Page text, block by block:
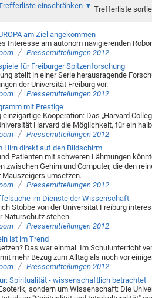
einschränken Trefferliste
am Ziel angekommen
Interesse am autonom navigierenden
/ Pressemitteilungen 2012
für Freiburger Spitzenforschung
stellt in einer Serie herausragende
der Universität Freiburg vor.
/ Pressemitteilungen 2012
mit Prestige
Kooperation: Das „Harvard
Harvard die Möglichkeit, für ein
/ Pressemitteilungen 2012
Hirn direkt auf den Bildschirm
Patienten mit schweren Lähmungen
zwischen Gehirn und Computer, die den
Mauszeigers umsetzen.
/ Pressemitteilungen 2012
im Dienste der Wissenschaft
Stobbe von der Universität Freiburg
Naturschutz stehen.
/ Pressemitteilungen 2012
ist im Trend
Das war einmal. Im Schulunterricht
mehr Bezug zum Alltag als noch vor
/ Pressemitteilungen 2012
Spiritualität - wissenschaftlich betrachtet
sondern um Wissenschaft: Die